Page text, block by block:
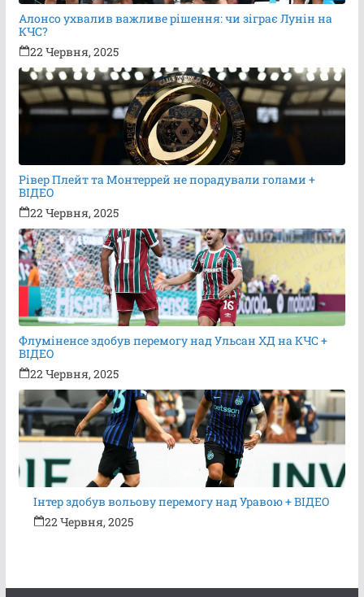
Алонсо ухвалив важливе рішення: чи зіграє Лунін на
КЧС?
22 Червня, 2025
Рівер Плейт та Монтеррей не порадували голами +
ВІДЕО
22 Червня, 2025
Флуміненсе здобув перемогу над Ульсан ХД на КЧС +
ВІДЕО
22 Червня, 2025
Інтер здобув вольову перемогу над Уравою + ВІДЕО
22 Червня, 2025